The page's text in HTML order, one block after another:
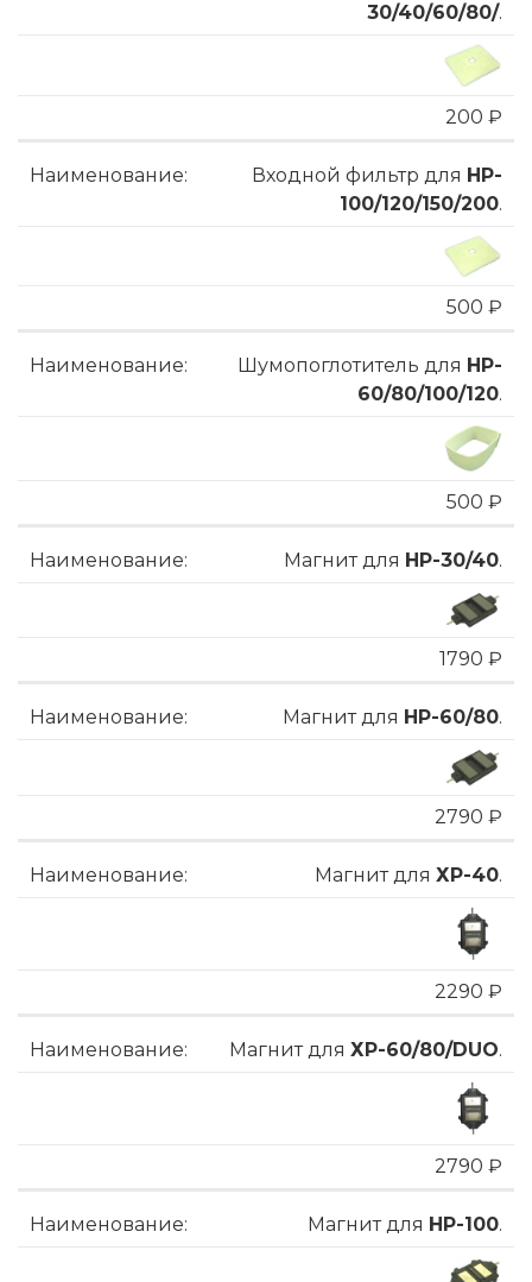
30/40/60/80/.
200 ₽
Входной фильтр для HP-
100/120/150/200.
500 ₽
Шумопоглотитель для HP-
60/80/100/120.
500 ₽
Магнит для HP-30/40.
1790 ₽
Магнит для HP-60/80.
2790 ₽
Магнит для ХP-40.
2290 ₽
Магнит для ХP-60/80/DUO.
2790 ₽
Магнит для HP-100.